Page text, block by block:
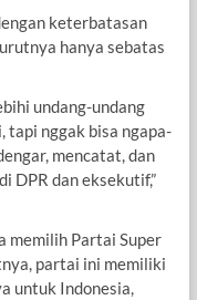
keterbatasan
hanya sebatas
undang-undang
tapi nggak bisa ngapa-
mencatat, dan
DPR dan eksekutif,”
memilih Partai Super
partai ini memiliki
untuk Indonesia,